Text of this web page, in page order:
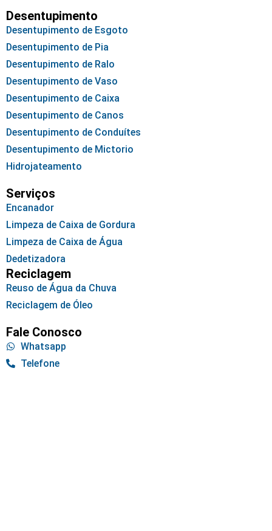
Desentupimento
Desentupimento de Esgoto
Desentupimento de Pia
Desentupimento de Ralo
Desentupimento de Vaso
Desentupimento de Caixa
Desentupimento de Canos
Desentupimento de Conduítes
Desentupimento de Mictorio
Hidrojateamento
Serviços
Encanador
Limpeza de Caixa de Gordura
Limpeza de Caixa de Água
Dedetizadora
Reciclagem
Reuso de Água da Chuva
Reciclagem de Óleo
Fale Conosco
Whatsapp
Telefone